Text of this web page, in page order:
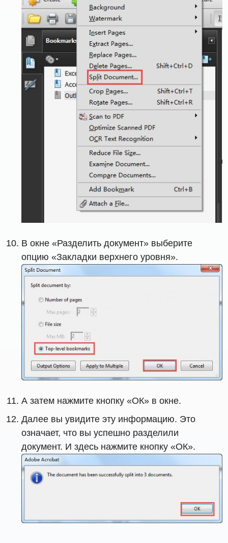
В окне «Разделить документ» выберите
опцию «Закладки верхнего уровня».
А затем нажмите кнопку «ОК» в окне.
Далее вы увидите эту информацию. Это
означает, что вы успешно разделили
документ. И здесь нажмите кнопку «ОК».